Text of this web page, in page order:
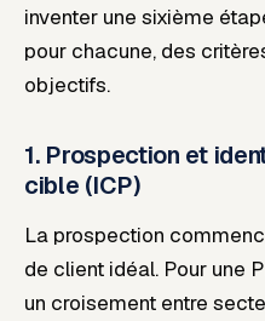
inventer une sixième
pour chacune, des
objectifs.
1. Prospection et
cible (ICP)
La prospection
de client idéal. Pour une
un croisement entre